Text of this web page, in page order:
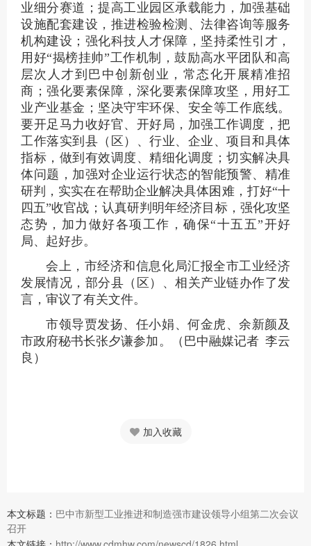
业细分赛道；提高工业园区承载能力，加强基础
设施配套建设，推进检验检测、法律咨询等服务
机构建设；强化科技人才保障，坚持柔性引才，
用好“揭榜挂帅”工作机制，鼓励高水平团队和高
层次人才到巴中创新创业，常态化开展精准招
商；强化要素保障，深化要素保障攻坚，用好工
业产业基金；坚决守牢环保、安全等工作底线。
要开足马力收好官、开好局，加强工作调度，把
工作落实到县（区）、行业、企业、项目和具体
指标，做到有效调度、精细化调度；切实解决具
体问题，加强对企业运行状态的智能预警、精准
研判，实实在在帮助企业解决具体困难，打好“十
四五”收官战；认真研判明年经济目标，强化攻坚
态势，加力做好各项工作，确保“十五五”开好
局、起好步。
会上，市经济和信息化局汇报全市工业经济
发展情况，部分县（区）、相关产业链办作了发
言，审议了有关文件。
市领导贾发扬、任小娟、何金虎、余新颜及
市政府秘书长张夕谦参加。（巴中融媒记者 李云
良）
加入收藏
本文标题： 巴中市新型工业推进和制造强市建设领导小组第二次会议
召开